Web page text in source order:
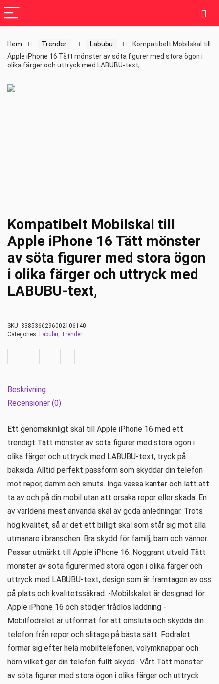
Hem Trender Labubu
Kompatibelt Mobilskal till
Apple iPhone 16 Tätt mönster av söta figurer med stora ögon i
olika färger och uttryck med LABUBU-text,
Kompatibelt Mobilskal till
Apple iPhone 16 Tätt mönster
av söta figurer med stora ögon
i olika färger och uttryck med
LABUBU-text,
SKU: 8385366296002106140
Categories: Labubu, Trender
Beskrivning
Recensioner (0)
Ett genomskinligt skal till Apple iPhone 16 med ett
trendigt Tätt mönster av söta figurer med stora ögon i
olika färger och uttryck med LABUBU-text, tryck på
baksida. Alltid perfekt passform som skyddar din telefon
mot repor, damm och smuts. Inga vassa kanter och lätt att
ta av och på din mobil utan att orsaka repor eller skada. En
av världens mest använda skal av goda anledningar. Trots
hög kvalitet, så är det ett billigt skal som står sig mot alla
utmanare i branschen. Bra skydd för familj, barn och vänner.
Passar utmärkt till Apple iPhone 16. Noggrant utvald Tätt
mönster av söta figurer med stora ögon i olika färger och
uttryck med LABUBU-text, design som är framtagen av oss
på plats och kvalitetssäkrad. -Mobilskalet är designad för
Apple iPhone 16 och stödjer trådlös laddning -
Mobilfodralet är utformat för att omsluta och skydda din
telefon från repor och slitage på bästa sätt. Fodralet
formar sig efter hela mobiltelefonen, volymknappar och
hörn vilket ger din telefon fullt skydd -Vårt Tätt mönster
av söta figurer med stora ögon i olika färger och uttryck